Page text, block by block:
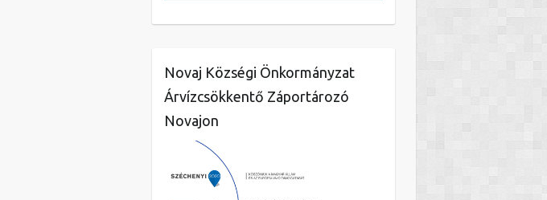
Novaj Községi Önkormányzat
Árvízcsökkentő Záportározó
Novajon